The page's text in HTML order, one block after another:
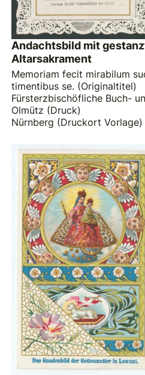
Andachtsbild mit
Altarsakrament
Memoriam fecit mirabilum
timentibus se. (Originaltitel)
Fürsterzbischöfliche Buch-
Olmütz (Druck)
Nürnberg (Druckort Vorlage)